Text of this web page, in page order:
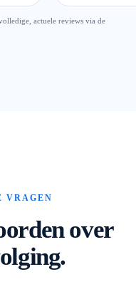
actuele reviews via de
VRAGEN
over